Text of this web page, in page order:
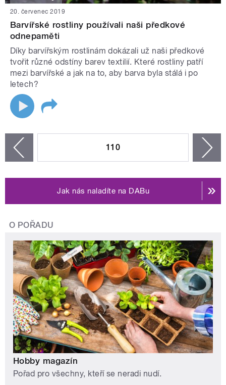
20. červenec 2019
Barvířské rostliny používali naši předkové
odnepaměti
Díky barvířským rostlinám dokázali už naši předkové
tvořit různé odstíny barev textilií. Které rostliny patří
mezi barvířské a jak na to, aby barva byla stálá i po
letech?
110
Jak nás naladíte na DABu
O POŘADU
Hobby magazín
Pořad pro všechny, kteří se neradi nudí.